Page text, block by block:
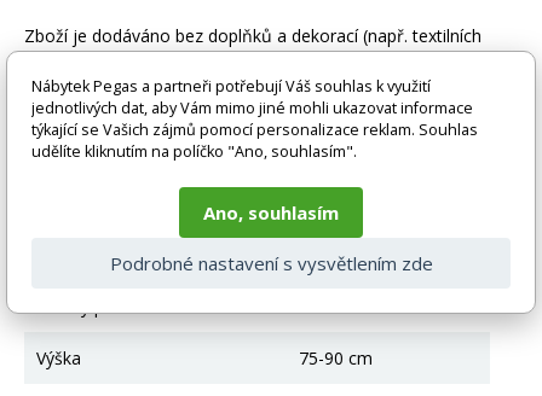
Zboží je dodáváno bez doplňků a dekorací (např. textilních
doplňků, spotřebičů, baterie, matrací atd.), nejsou tedy v ceně.
Pokud není uvedeno jinak. Většinou je zboží dodáváno v
demontovaném stavu, dle charakteru zboží. Fotografie mohou
být i ilustrační a barva produktu nemusí odpovídat skutečnosti
vlivem nastavení monitoru a převodem do el. podoby. V
pegas@nabytek-pegas.cz či volejte 777244446.
Technické parametry
Výška 75-90 cm
Nábytek Pegas a partneři potřebují Váš souhlas k využití
jednotlivých dat, aby Vám mimo jiné mohli ukazovat informace
týkající se Vašich zájmů pomocí personalizace reklam. Souhlas
udělíte kliknutím na políčko "Ano, souhlasím".
Ano, souhlasím
Podrobné nastavení s vysvětlením zde